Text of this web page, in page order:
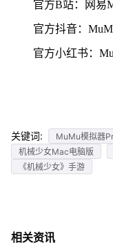
官方B站：网易
官方抖音：
官方小红书：
关键词: MuMu模拟器
机械少女Mac电脑版
《机械少女》手游
相关资讯